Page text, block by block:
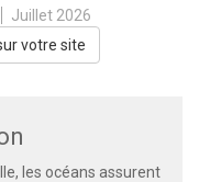
Juillet 2026
votre site
les océans assurent